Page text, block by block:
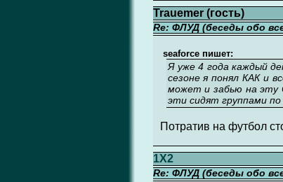
Trauemer (гость)
Re: ФЛУД (беседы обо
seaforce пишет:
Я уже 4 года каждый
сезоне я понял КАК и
может и забью на эту
эти сидят группами
Потратив на футбол
1X2
Re: ФЛУД (беседы обо